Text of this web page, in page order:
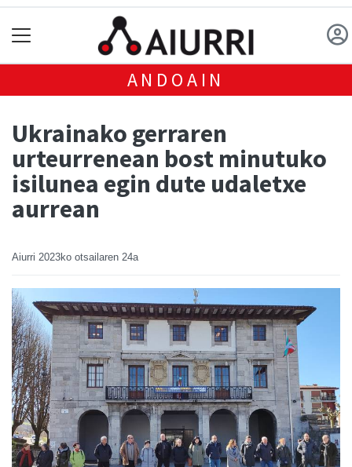
ANDOAIN
Ukrainako gerraren
urteurrenean bost minutuko
isilunea egin dute udaletxe
aurrean
Aiurri 2023ko otsailaren 24a